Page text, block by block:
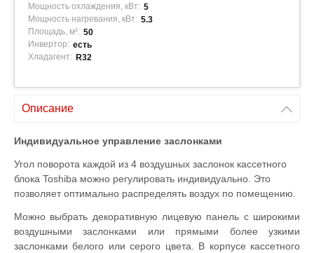
Мощность охлаждения, кВт: 5
Мощность нагревания, кВт: 5.3
Площадь, м²: 50
Инвертор: есть
Хладагент: R32
Описание
Индивидуальное управление заслонками
Угол поворота каждой из 4 воздушных заслонок кассетного
блока Toshiba можно регулировать индивидуально. Это
позволяет оптимально распределять воздух по помещению.
Можно выбрать декоративную лицевую панель с широкими
воздушными заслонками или прямыми более узкими
заслонками белого или серого цвета. В корпусе кассетного